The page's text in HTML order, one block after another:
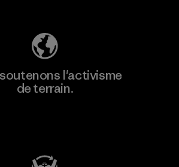
l'activisme
de terrain.